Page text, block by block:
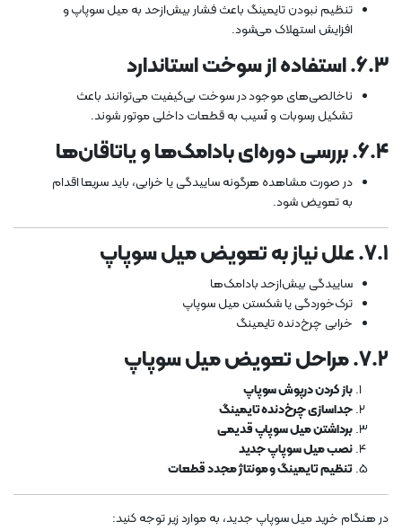
تنظیم نبودن تایمینگ باعث فشار بیش‌ازحد به میل سوپاپ و
افزایش استهلاک می‌شود.
۶.۳. استفاده از سوخت استاندارد
ناخالصی‌های موجود در سوخت بی‌کیفیت می‌توانند باعث
تشکیل رسوبات و آسیب به قطعات داخلی موتور شوند.
۶.۴. بررسی دوره‌ای بادامک‌ها و یاتاقان‌ها
در صورت مشاهده هرگونه ساییدگی یا خرابی، باید سریعا اقدام
به تعویض شود.
۷.۱. علل نیاز به تعویض میل سوپاپ
ساییدگی بیش‌ازحد بادامک‌ها
ترک‌خوردگی یا شکستن میل سوپاپ
خرابی چرخ‌دنده تایمینگ
۷.۲. مراحل تعویض میل سوپاپ
باز کردن درپوش سوپاپ
جداسازی چرخ‌دنده تایمینگ
برداشتن میل سوپاپ قدیمی
نصب میل سوپاپ جدید
تنظیم تایمینگ و مونتاژ مجدد قطعات
در هنگام خرید میل سوپاپ جدید، به موارد زیر توجه کنید: